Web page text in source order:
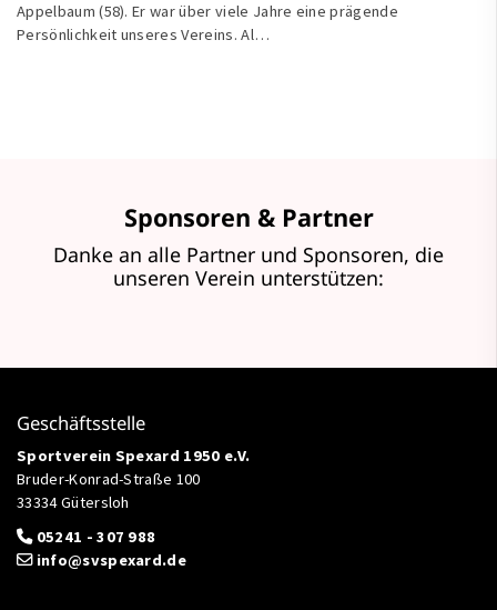
Appelbaum (58). Er war über viele Jahre eine prägende
Persönlichkeit unseres Vereins. Al…
Sponsoren & Partner
Danke an alle Partner und Sponsoren, die
unseren Verein unterstützen:
Geschäftsstelle
Sportverein Spexard 1950 e.V.
Bruder-Konrad-Straße 100
33334 Gütersloh
05241 - 307 988
info@svspexard.de